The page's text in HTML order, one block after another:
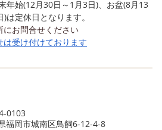
年始(12月30日～1月3日)、お盆(8月13
は定休日となります。
お問合せください
受け付けております
0103
福岡市城南区鳥飼6-12-4-8